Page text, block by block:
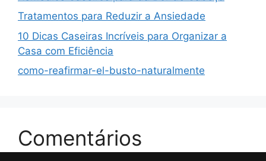
Tratamentos para Reduzir a Ansiedade
10 Dicas Caseiras Incríveis para Organizar a
Casa com Eficiência
como-reafirmar-el-busto-naturalmente
Comentários